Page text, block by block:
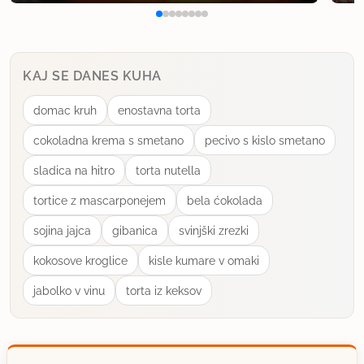
KAJ SE DANES KUHA
domac kruh enostavna torta
cokoladna krema s smetano pecivo s kislo smetano
sladica na hitro torta nutella
tortice z mascarponejem bela ćokolada
sojina jajca gibanica svinjški zrezki
kokosove kroglice kisle kumare v omaki
jabolko v vinu torta iz keksov